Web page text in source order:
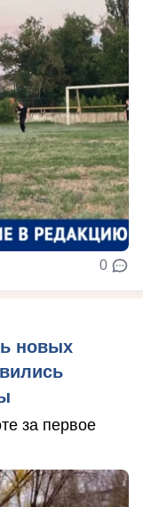
0
новых
за первое